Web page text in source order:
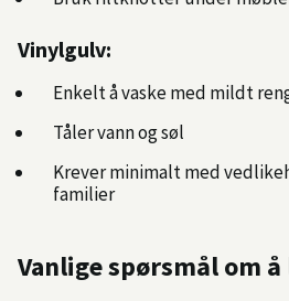
Vinylgulv:
Enkelt å vaske med mildt
Tåler vann og søl
Krever minimalt med
familier
Vanlige spørsmål om